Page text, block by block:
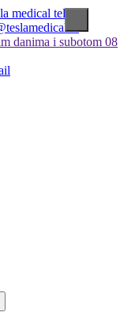
danima i subotom 08